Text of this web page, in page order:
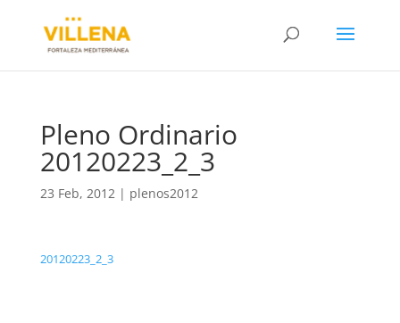
Pleno Ordinario
20120223_2_3
23 Feb, 2012| plenos2012
20120223_2_3